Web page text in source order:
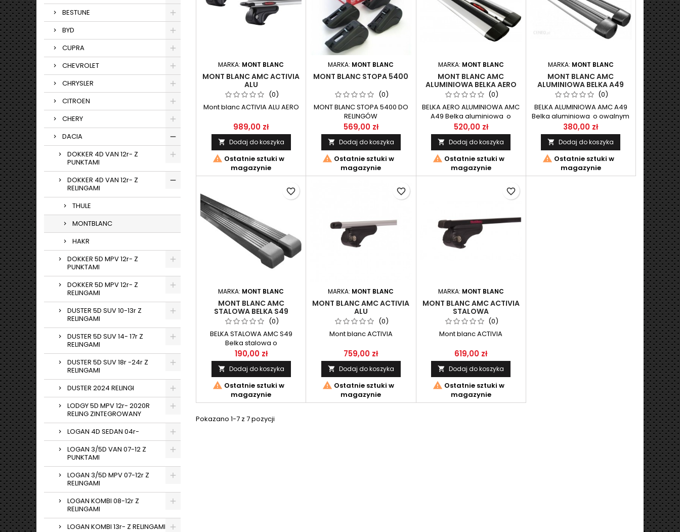
BESTUNE
BYD
CUPRA
CHEVROLET
CHRYSLER
CITROEN
CHERY
DACIA
DOKKER 4D VAN 12r- Z
PUNKTAMI
DOKKER 4D VAN 12r- Z
RELINGAMI
THULE
MONTBLANC
HAKR
DOKKER 5D MPV 12r- Z
PUNKTAMI
DOKKER 5D MPV 12r- Z
RELINGAMI
DUSTER 5D SUV 10-13r Z
RELINGAMI
DUSTER 5D SUV 14- 17r Z
RELINGAMI
DUSTER 5D SUV 18r -24r Z
RELINGAMI
DUSTER 2024 RELINGI
LODGY 5D MPV 12r- 2020R
RELING ZINTEGROWANY
LOGAN 4D SEDAN 04r-
LOGAN 3/5D VAN 07-12 Z
PUNKTAMI
LOGAN 3/5D MPV 07-12r Z
RELINGAMI
LOGAN KOMBI 08-12r Z
RELINGAMI
LOGAN KOMBI 13r- Z RELINGAMI
MARKA: MONT BLANC
MONT BLANC AMC ACTIVIA
ALU
(0)
Mont blanc ACTIVIA ALU AERO
989,00 zł
 Dodaj do koszyka
 Ostatnie sztuki w
magazynie
MARKA: MONT BLANC
MONT BLANC STOPA 5400
(0)
MONT BLANC STOPA 5400 DO
RELINGÓW
569,00 zł
 Dodaj do koszyka
 Ostatnie sztuki w
magazynie
MARKA: MONT BLANC
MONT BLANC AMC
ALUMINIOWA BELKA AERO
A49
(0)
BELKA AERO ALUMINIOWA AMC
A49 Belka aluminiowa o
aerodynamicznym przekroju
w wymiarze 73X28mm o
długości 125cm. Zestaw belek
przeznaczony do systemu
AMC firmy Mont Blanc.
520,00 zł
 Dodaj do koszyka
 Ostatnie sztuki w
magazynie
MARKA: MONT BLANC
MONT BLANC AMC
ALUMINIOWA BELKA A49
(0)
BELKA ALUMINIOWA AMC A49
Belka aluminiowa o owalnym
przekroju w wymiarze
49X28mm o długości 125cm.
Zestaw belek przeznaczony
do systemu AMC firmy Mont
Blanc.
380,00 zł
 Dodaj do koszyka
 Ostatnie sztuki w
magazynie
MARKA: MONT BLANC
MONT BLANC AMC
STALOWA BELKA S49
(0)
BELKA STALOWA AMC S49
Belka stalowa o
standardowym wymiarze
32x22mm o długości 125cm.
Zestaw belek przeznaczony
do systemu AMC firmy Mont
Blanc.
190,00 zł
 Dodaj do koszyka
 Ostatnie sztuki w
magazynie
favorite_border
MARKA: MONT BLANC
MONT BLANC AMC ACTIVIA
ALU
(0)
Mont blanc ACTIVIA
759,00 zł
 Dodaj do koszyka
 Ostatnie sztuki w
magazynie
favorite_border
MARKA: MONT BLANC
MONT BLANC AMC ACTIVIA
STALOWA
(0)
Mont blanc ACTIVIA
619,00 zł
 Dodaj do koszyka
 Ostatnie sztuki w
magazynie
favorite_border
Pokazano 1-7 z 7 pozycji